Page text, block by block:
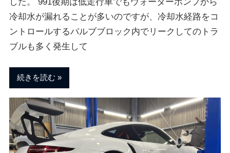
ェ
ー
し
ま
す
。
した。 991後期は低走行車でもウォーターポンプから
冷却水が漏れることが多いのですが、冷却水経路をコ
ントロールするバルブブロック内でリークしてのトラ
ブルも多く発生して
続きを読む